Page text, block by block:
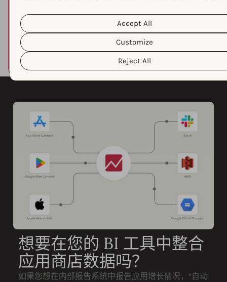
your cookie settings and preferences by clicking the
button.
Reject All
Customize
Accept All
insights that allow us to measure,
understand and pilot our efforts on a
daily basis.
想要在您的 BI 工具中整合
应用商店数据吗？
如果您想在内部报告系统中报告应用增长情况，“自动